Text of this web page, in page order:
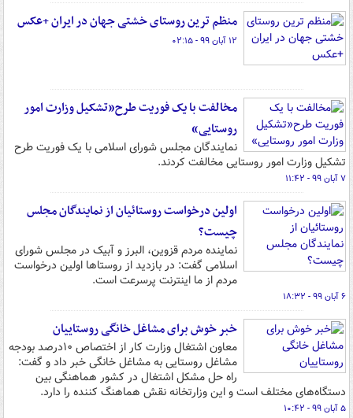
منظم ترین روستای خشتی جهان در ایران +عکس
۱۲ آبان ۹۹ - ۰۲:۱۵
مخالفت با یک فوریت طرح«تشکیل وزارت امور
روستایی»
نمایندگان مجلس شورای اسلامی با یک فوریت طرح
تشکیل وزارت امور روستایی مخالفت کردند.
۷ آبان ۹۹ - ۱۱:۴۲
اولین درخواست روستائیان از نمایندگان مجلس
چیست؟
نماینده مردم قزوین، البرز و آبیک در مجلس شورای
اسلامی گفت: در بازدید از روستاها اولین درخواست
مردم از ما اینترنت پرسرعت است.
۶ آبان ۹۹ - ۱۸:۳۲
خبر خوش برای مشاغل خانگی روستاییان
معاون اشتغال وزارت کار از اختصاص ۱۰درصد بودجه
مشاغل روستایی به مشاغل خانگی خبر داد و گفت:
راه حل مشکل اشتغال در کشور هماهنگی بین
دستگاه‌های مختلف است و این وزارتخانه نقش هماهنگ کننده را دارد.
۵ آبان ۹۹ - ۱۰:۴۲